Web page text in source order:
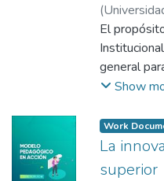
(
Fabiana;
Micaela;
El
general
principios y
aprendizaje
Flores.
Show
Work
La
superior